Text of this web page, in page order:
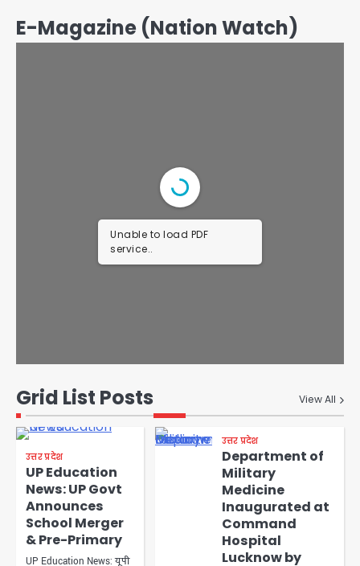
E-Magazine (Nation Watch)
Unable to load PDF
service..
Grid List Posts View All
उत्तर प्रदेश
UP Education
News: UP Govt
Announces
School Merger
& Pre-Primary
UP Education News: यूपी
उत्तर प्रदेश
Department of
Military
Medicine
Inaugurated at
Command
Hospital
Lucknow by